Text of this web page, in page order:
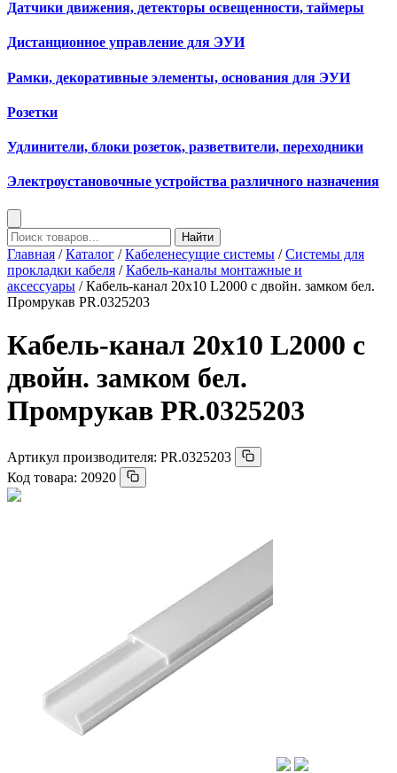
Датчики движения, детекторы освещенности, таймеры
Дистанционное управление для ЭУИ
Рамки, декоративные элементы, основания для ЭУИ
Розетки
Удлинители, блоки розеток, разветвители, переходники
Электроустановочные устройства различного назначения
Найти
Главная /Каталог /Кабеленесущие системы /Системы для
прокладки кабеля /Кабель-каналы монтажные и
аксессуары / Кабель-канал 20х10 L2000 с двойн. замком бел.
Промрукав PR.0325203
Кабель-канал 20х10 L2000 с
двойн. замком бел.
Промрукав PR.0325203
Артикул производителя: PR.0325203
Код товара: 20920